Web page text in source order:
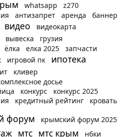
whatsapp
z270
антизапрет аренда
баннер
видео видеокарта
вывеска
грузия
ёлка елка 2025
запчасти
игровой пк
ипотека
кливер
досье
конкурс
конкурс 2025
кредитный рейтинг кровать
форум
крымский форум 2025
мтс мтс крым нбки